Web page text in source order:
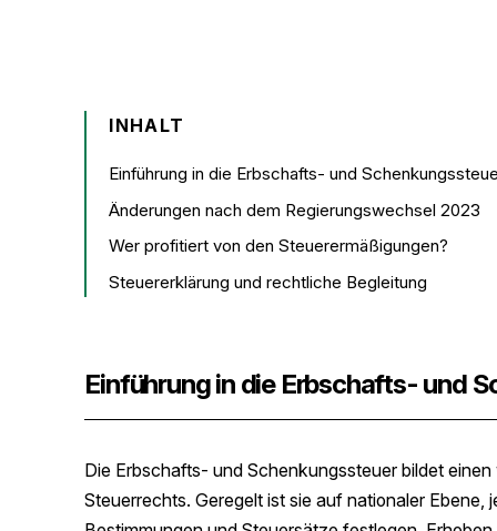
INHALT
Einführung in die Erbschafts- und
Änderungen nach dem Regierungswechsel 2023
Wer profitiert von den Steuerermäßigungen?
Steuererklärung und rechtliche Begleitung
Einführung in die Erbschafts- und
Die Erbschafts- und Schenkungssteuer bildet
Steuerrechts. Geregelt ist sie auf nationaler